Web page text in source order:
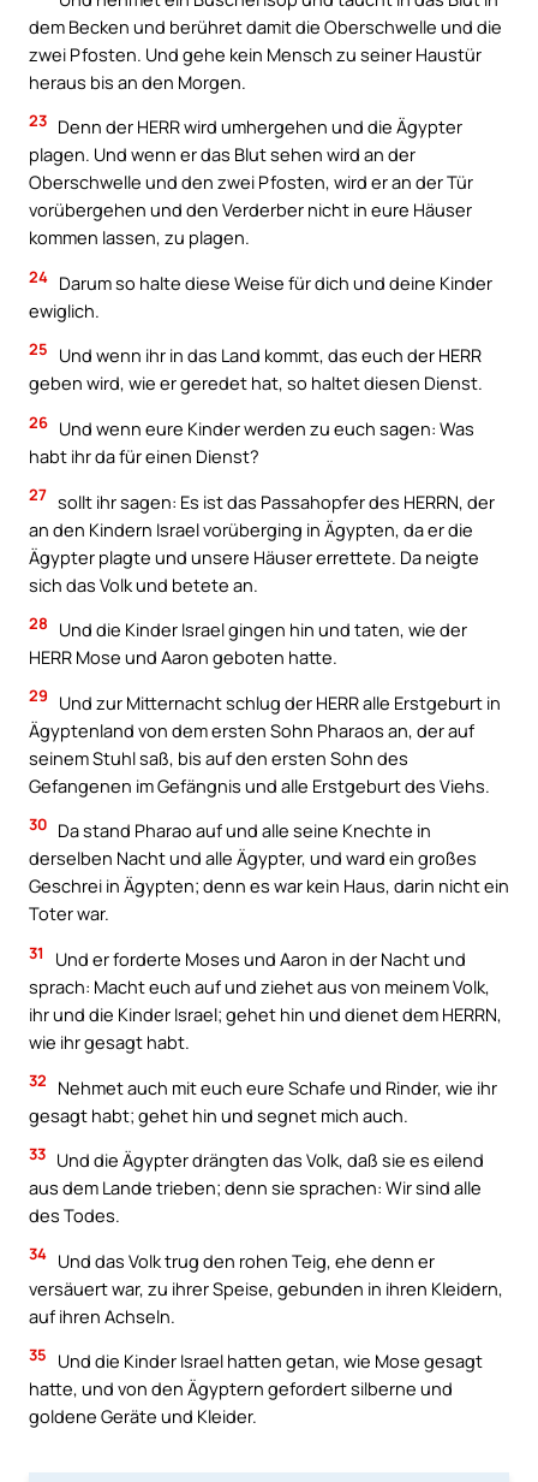
dem Becken und berühret damit die Oberschwelle und die
zwei Pfosten. Und gehe kein Mensch zu seiner Haustür
heraus bis an den Morgen.
23 Denn der HERR wird umhergehen und die Ägypter
plagen. Und wenn er das Blut sehen wird an der
Oberschwelle und den zwei Pfosten, wird er an der Tür
vorübergehen und den Verderber nicht in eure Häuser
kommen lassen, zu plagen.
24 Darum so halte diese Weise für dich und deine Kinder
ewiglich.
25
Und wenn ihr in das Land kommt, das euch der HERR
geben wird, wie er geredet hat, so haltet diesen Dienst.
26 Und wenn eure Kinder werden zu euch sagen: Was
habt ihr da für einen Dienst?
27 sollt ihr sagen: Es ist das Passahopfer des HERRN, der
an den Kindern Israel vorüberging in Ägypten, da er die
Ägypter plagte und unsere Häuser errettete. Da neigte
sich das Volk und betete an.
28
Und die Kinder Israel gingen hin und taten, wie der
HERR Mose und Aaron geboten hatte.
29
Und zur Mitternacht schlug der HERR alle Erstgeburt in
Ägyptenland von dem ersten Sohn Pharaos an, der auf
seinem Stuhl saß, bis auf den ersten Sohn des
Gefangenen im Gefängnis und alle Erstgeburt des Viehs.
30 Da stand Pharao auf und alle seine Knechte in
derselben Nacht und alle Ägypter, und ward ein großes
Geschrei in Ägypten; denn es war kein Haus, darin nicht ein
Toter war.
31
Und er forderte Moses und Aaron in der Nacht und
sprach: Macht euch auf und ziehet aus von meinem Volk,
ihr und die Kinder Israel; gehet hin und dienet dem HERRN,
wie ihr gesagt habt.
32
Nehmet auch mit euch eure Schafe und Rinder, wie ihr
gesagt habt; gehet hin und segnet mich auch.
33 Und die Ägypter drängten das Volk, daß sie es eilend
aus dem Lande trieben; denn sie sprachen: Wir sind alle
des Todes.
34 Und das Volk trug den rohen Teig, ehe denn er
versäuert war, zu ihrer Speise, gebunden in ihren Kleidern,
auf ihren Achseln.
35
Und die Kinder Israel hatten getan, wie Mose gesagt
hatte, und von den Ägyptern gefordert silberne und
goldene Geräte und Kleider.